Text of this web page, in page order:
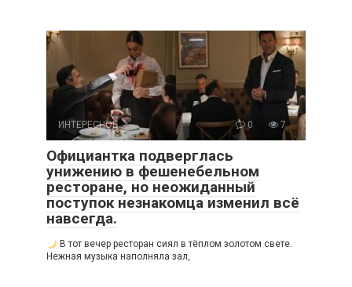
ИНТЕРЕСНОЕ 0 7
Официантка подверглась
унижению в фешенебельном
ресторане, но неожиданный
поступок незнакомца изменил всё
навсегда.
В тот вечер ресторан сиял в тёплом золотом свете.
Нежная музыка наполняла зал,